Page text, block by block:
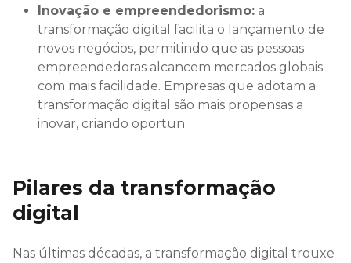
Inovação e empreendedorismo: a
transformação digital facilita o lançamento de
novos negócios, permitindo que as pessoas
empreendedoras alcancem mercados globais
com mais facilidade. Empresas que adotam a
transformação digital são mais propensas a
inovar, criando oportun
Pilares da transformação
digital
Nas últimas décadas, a transformação digital trouxe